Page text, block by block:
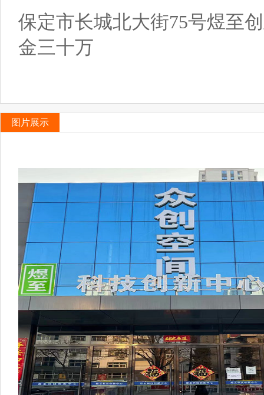
保定市长城北大街75号煜至
金三十万
图片展示